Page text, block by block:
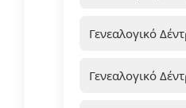
Γενεαλογικό
Γενεαλογικό